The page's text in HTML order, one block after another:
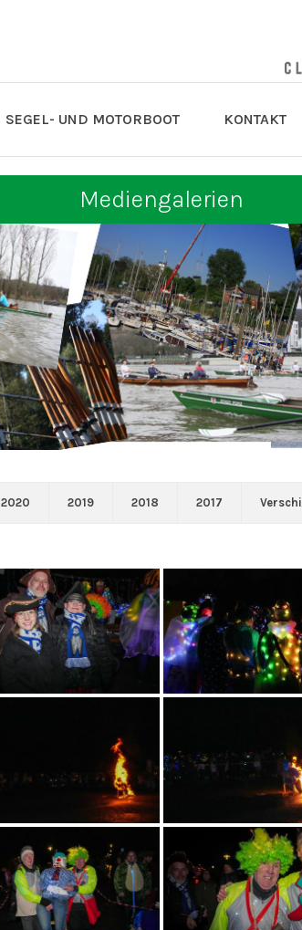
SEGEL- UND MOTORBOOT KONTAKT
Mediengalerien
2020 2019 2018 2017